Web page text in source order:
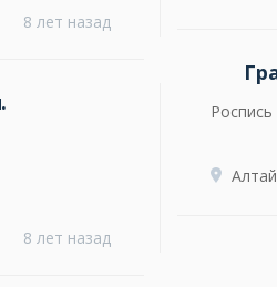
8 лет назад
8 лет назад
Роспись